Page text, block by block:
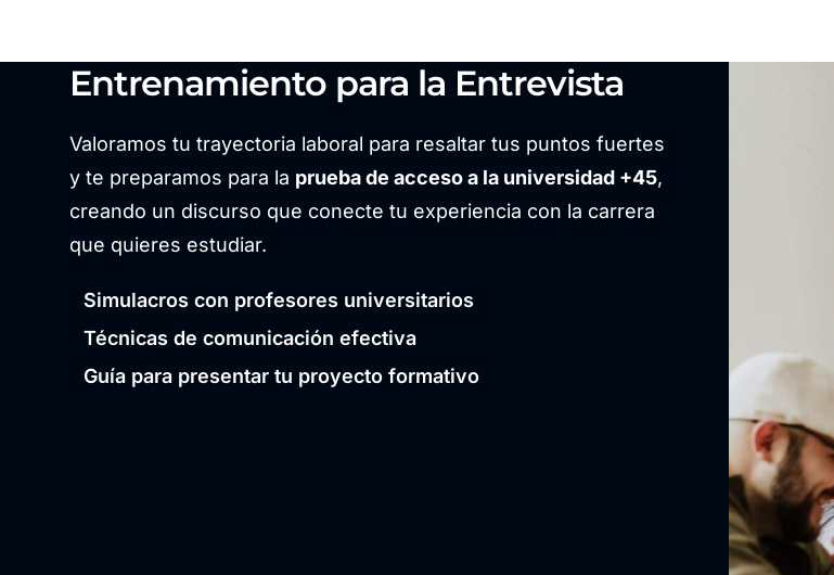
Entrenamiento para la Entrevista
Valoramos tu trayectoria laboral para resaltar tus puntos fuertes
y te preparamos para la prueba de acceso a la universidad +45,
creando un discurso que conecte tu experiencia con la carrera
que quieres estudiar.
Simulacros con profesores universitarios
Técnicas de comunicación efectiva
Guía para presentar tu proyecto formativo